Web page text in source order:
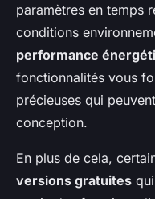
paramètres en temps
conditions
performance
fonctionnalités vous
précieuses qui
conception.
En plus de cela,
versions gratuites